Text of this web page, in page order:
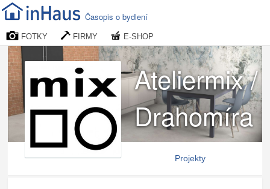
Časopis o bydlení
FOTKY FIRMY E-SHOP
Ateliermix /
Drahomíra
Kunová
Projekty